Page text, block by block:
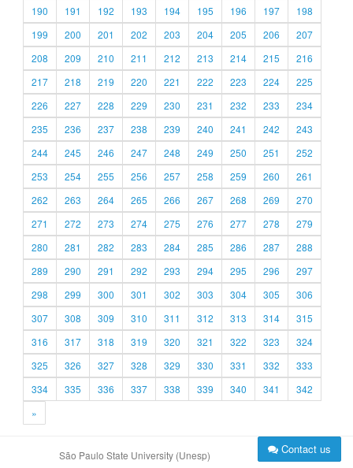
190
191 192 193 194 195 196 197
198
199
200 201 202 203 204 205 206
207
208
209 210 211 212 213 214 215
216
217
218 219 220 221 222 223 224
225
226
227 228 229 230 231 232 233
234
235
236 237 238 239 240 241 242
243
244
245 246 247 248 249 250 251
252
253
254 255 256 257 258 259 260
261
262
263 264 265 266 267 268 269
270
271
272 273 274 275 276 277 278
279
280
281 282 283 284 285 286 287
288
289
290 291 292 293 294 295 296
297
298
299 300 301 302 303 304 305
306
307
308 309 310 311 312 313 314
315
316
317 318 319 320 321 322 323
324
325
326 327 328 329 330 331 332
333
334
335 336 337 338 339 340 341
342
»
São Paulo State University (Unesp) Contact us